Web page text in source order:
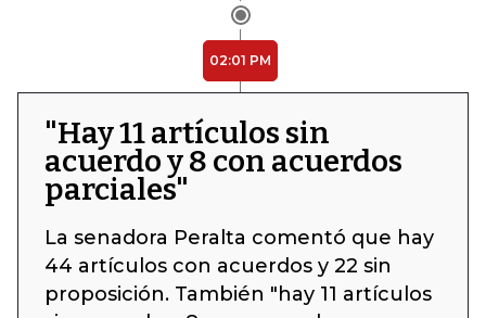
02:01 PM
"Hay 11 artículos sin
acuerdo y 8 con acuerdos
parciales"
La senadora Peralta comentó que hay
44 artículos con acuerdos y 22 sin
proposición. También "hay 11 artículos